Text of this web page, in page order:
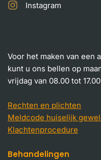
Instagram
Voor het maken van een
kunt u ons bellen op
vrijdag van 08.00 tot
Rechten en plichten
Meldcode huiselijk
Klachtenprocedure
Behandelingen